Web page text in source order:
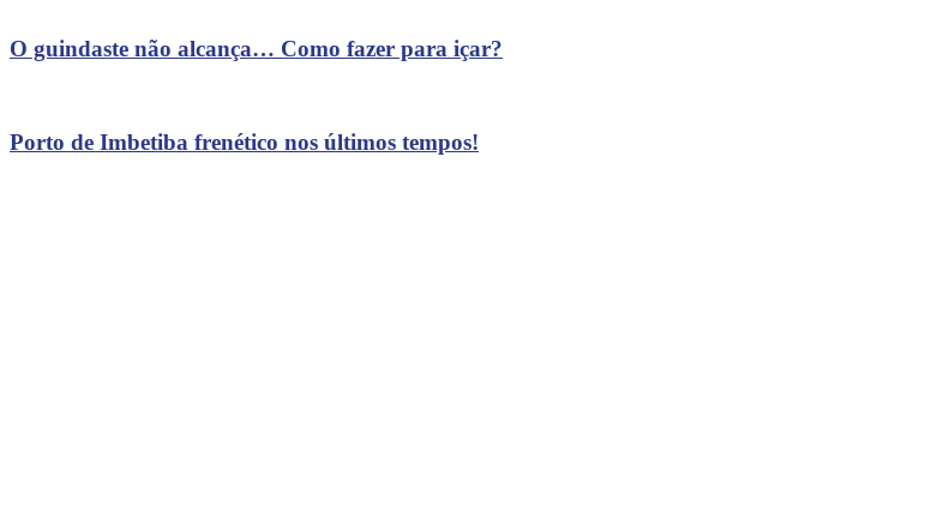
O guindaste não alcança… Como fazer para içar?
Porto de Imbetiba frenético nos últimos tempos!